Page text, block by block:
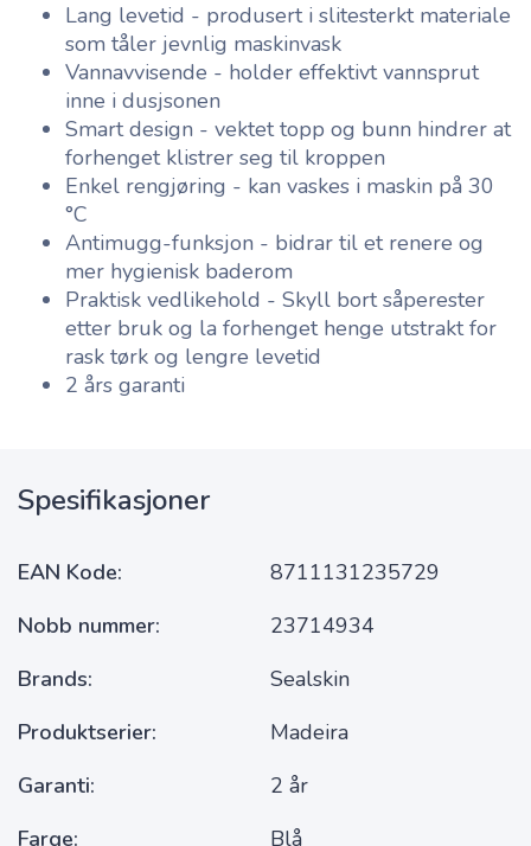
Lang levetid - produsert i slitesterkt materiale
som tåler jevnlig maskinvask
Vannavvisende - holder effektivt vannsprut
inne i dusjsonen
Smart design - vektet topp og bunn hindrer at
forhenget klistrer seg til kroppen
Enkel rengjøring - kan vaskes i maskin på 30
°C
Antimugg-funksjon - bidrar til et renere og
mer hygienisk baderom
Praktisk vedlikehold - Skyll bort såperester
etter bruk og la forhenget henge utstrakt for
rask tørk og lengre levetid
2 års garanti
Spesifikasjoner
EAN Kode
8711131235729
Nobb nummer
23714934
Brands
Sealskin
Produktserier
Madeira
Garanti
2 år
Farge
Blå